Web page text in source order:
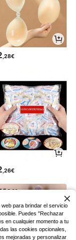
,28€
,26€
para brindar el servicio
Puedes "Rechazar
en cualquier momento a tu
las cookies opcionales,
mejoradas y personalizar